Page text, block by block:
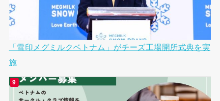
「雪印メグミルクベトナム」がチーズ工場開所式典を実
施